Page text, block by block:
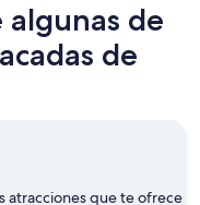
algunas de
de
atracciones que te ofrece